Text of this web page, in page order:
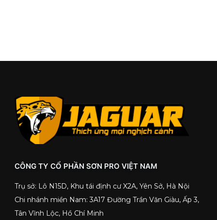
CÔNG TY CỔ PHẦN SƠN PRO VIỆT NAM
Trụ sở: Lô N15D, Khu tái định cư X2A, Yên Sở, Hà Nội
Chi nhánh miền Nam: 3A17 Đường Trần Văn Giàu, Ấp 3,
Tân Vĩnh Lộc, Hồ Chí Minh